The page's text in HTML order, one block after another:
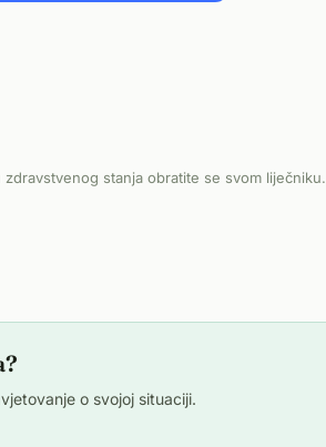
stanja obratite se svom liječniku.
o svojoj situaciji.